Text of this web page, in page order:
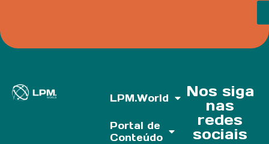
LPM.World
Portal de
Conteúdo
Nos siga
nas
redes
sociais